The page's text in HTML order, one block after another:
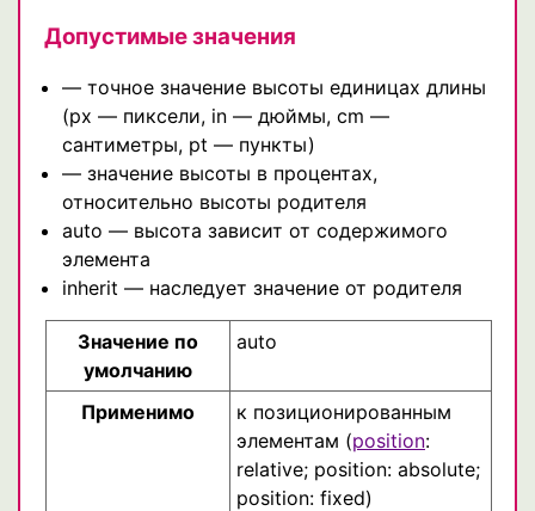
Допустимые значения
— точное значение высоты единицах длины
(px — пиксели, in — дюймы, cm —
сантиметры, pt — пункты)
— значение высоты в процентах,
относительно высоты родителя
auto — высота зависит от содержимого
элемента
inherit — наследует значение от родителя
Значение по
умолчанию
auto
Применимо
к позиционированным
элементам (position:
relative; position: absolute;
position: fixed)